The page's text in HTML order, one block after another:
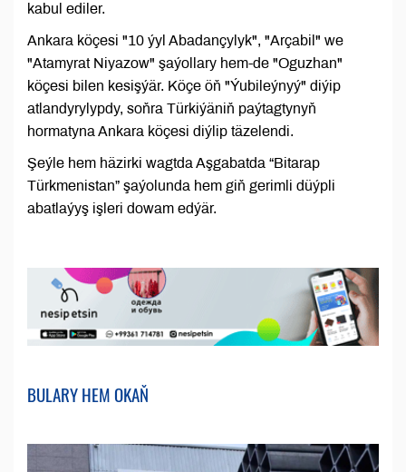
kabul ediler.
Ankara köçesi "10 ýyl Abadançylyk", "Arçabil" we
"Atamyrat Niyazow" şaýollary hem-de "Oguzhan"
köçesi bilen kesişýär. Köçe öň "Ýubileýnyý" diýip
atlandyrylypdy, soňra Türkiýäniň paýtagtynyň
hormatyna Ankara köçesi diýlip täzelendi.
Şeýle hem häzirki wagtda Aşgabatda “Bitarap
Türkmenistan” şaýolunda hem giň gerimli düýpli
abatlaýyş işleri dowam edýär.
BULARY HEM OKAŇ